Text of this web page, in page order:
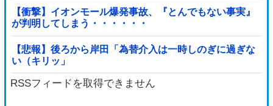
【衝撃】イオンモール爆発事故、『とんでもない事実』
が判明してしまう・・・・・・
【悲報】後ろから岸田「為替介入は一時しのぎに過ぎな
い（キリッ」
RSSフィードを取得できません